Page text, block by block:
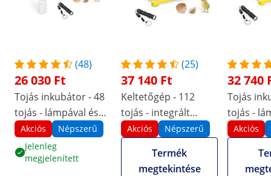
(48)
26 030 Ft
Tojás inkubátor - 48
tojás - lámpával és
vízadagolóval -
teljesen automatikus
Akciós
Népszerű
Jelenleg
megjelenített
(25)
37 140 Ft
Keltetőgép - 112
tojás - integrált
lámpával - teljesen
automatikus
Akciós Népszerű
Termék
megtekintése
32 740
Tojás
tojás -
teljesen
Akciós